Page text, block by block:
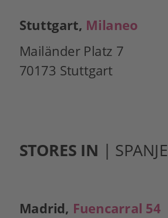
Stuttgart, Milaneo
Mailänder Platz 7
70173 Stuttgart
STORES IN | SPANJE
Madrid, Fuencarral 54